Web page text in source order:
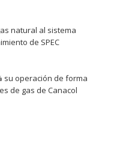
natural al sistema
de SPEC
su operación de forma
de gas de Canacol